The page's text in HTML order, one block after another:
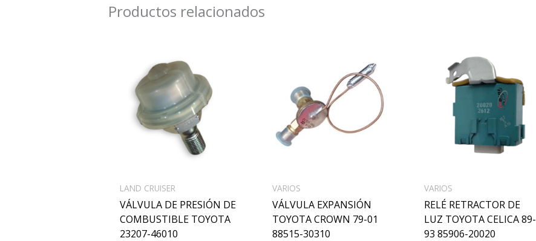
Productos relacionados
LAND CRUISER
VÁLVULA DE PRESIÓN DE
COMBUSTIBLE TOYOTA
23207-46010
VARIOS
VÁLVULA EXPANSIÓN
TOYOTA CROWN 79-01
88515-30310
VARIOS
RELÉ RETRACTOR DE
LUZ TOYOTA CELICA 89-
93 85906-20020